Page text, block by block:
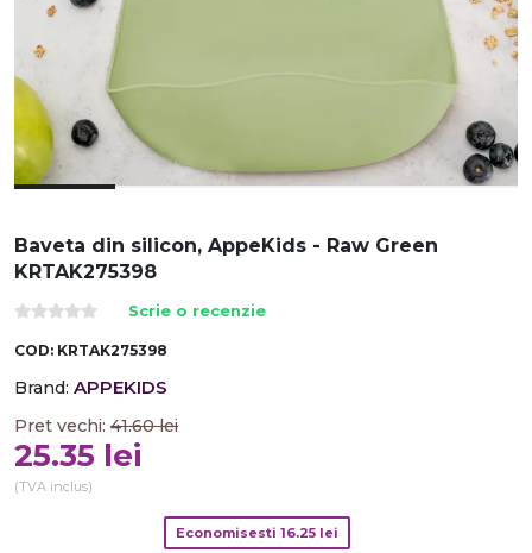
Baveta din silicon, AppeKids - Raw Green
KRTAK275398
Scrie o recenzie
COD: KRTAK275398
Brand: APPEKIDS
Pret vechi: 41.60 lei
25.35 lei
(TVA inclus)
Economisesti 16.25 lei